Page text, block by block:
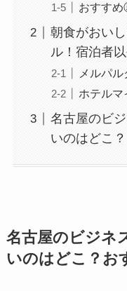
おすす
朝食がおい
ル！宿泊者
メルパ
ホテルマ
名古屋のビ
いのはどこ
名古屋のビジネ
いのはどこ？お